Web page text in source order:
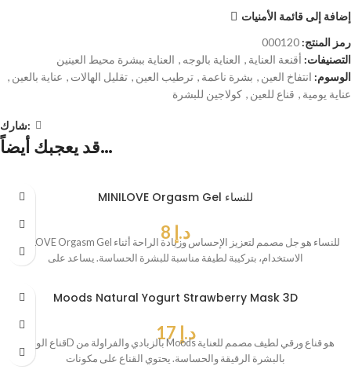
إضافة إلى قائمة الأمنيات
رمز المنتج: 000120
التصنيفات: أقنعة العناية , العناية بالوجه , العناية ببشرة محيط العينين
الوسوم: انتفاخ العين , بشرة ناعمة , ترطيب العين , تقليل الهالات , عناية بالعين ,
عناية يومية , قناع للعين , كولاجين للبشرة
شارك:
قد يعجبك أيضاً…
MINILOVE Orgasm Gel للنساء
د.إ
MINILOVE Orgasm Gel للنساء هو جل مصمم لتعزيز الإحساس وزيادة الراحة أثناء
الاستخدام، بتركيبة لطيفة مناسبة للبشرة الحساسة. يساعد على
Moods Natural Yogurt Strawberry Mask 3D
د.إ
بالبشرة الرقيقة والحساسة. يحتوي القناع على مكونات